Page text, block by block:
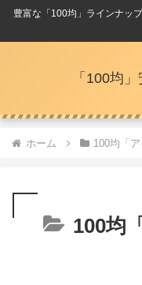
豊富な「100均」ラインナッ
「100均
ホーム 100均「ア
100均